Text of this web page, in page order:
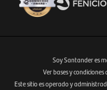
Fenicio eCommerce
Soy Santander es
Ver bases y
Este sitio es operado y